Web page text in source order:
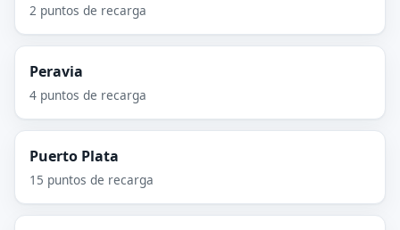
2 puntos de recarga
Peravia
4 puntos de recarga
Puerto Plata
15 puntos de recarga